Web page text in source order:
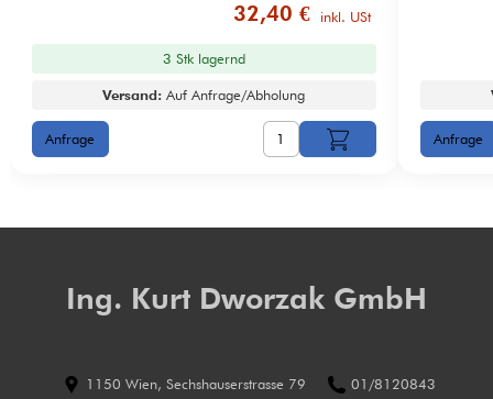
32,40 € inkl. USt
3 Stk lagernd
Versand: Auf Anfrage/Abholung
Ing. Kurt Dworzak GmbH
1150 Wien, Sechshauserstrasse 79
01/8120843